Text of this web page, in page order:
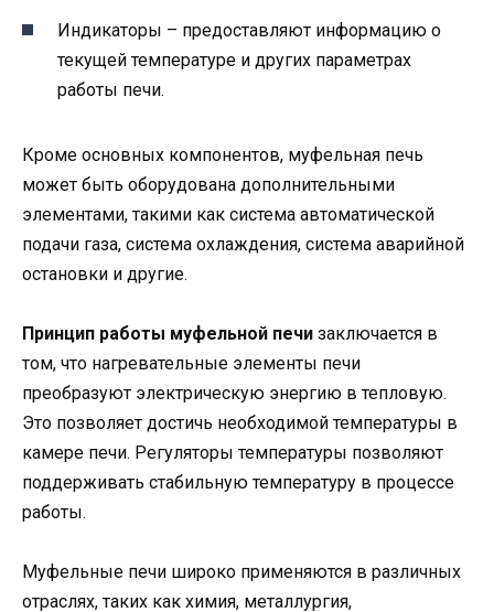
Индикаторы – предоставляют информацию о
текущей температуре и других параметрах
работы печи.
Кроме основных компонентов, муфельная печь
может быть оборудована дополнительными
элементами, такими как система автоматической
подачи газа, система охлаждения, система аварийной
остановки и другие.
Принцип работы муфельной печи заключается в
том, что нагревательные элементы печи
преобразуют электрическую энергию в тепловую.
Это позволяет достичь необходимой температуры в
камере печи. Регуляторы температуры позволяют
поддерживать стабильную температуру в процессе
работы.
Муфельные печи широко применяются в различных
отраслях, таких как химия, металлургия,